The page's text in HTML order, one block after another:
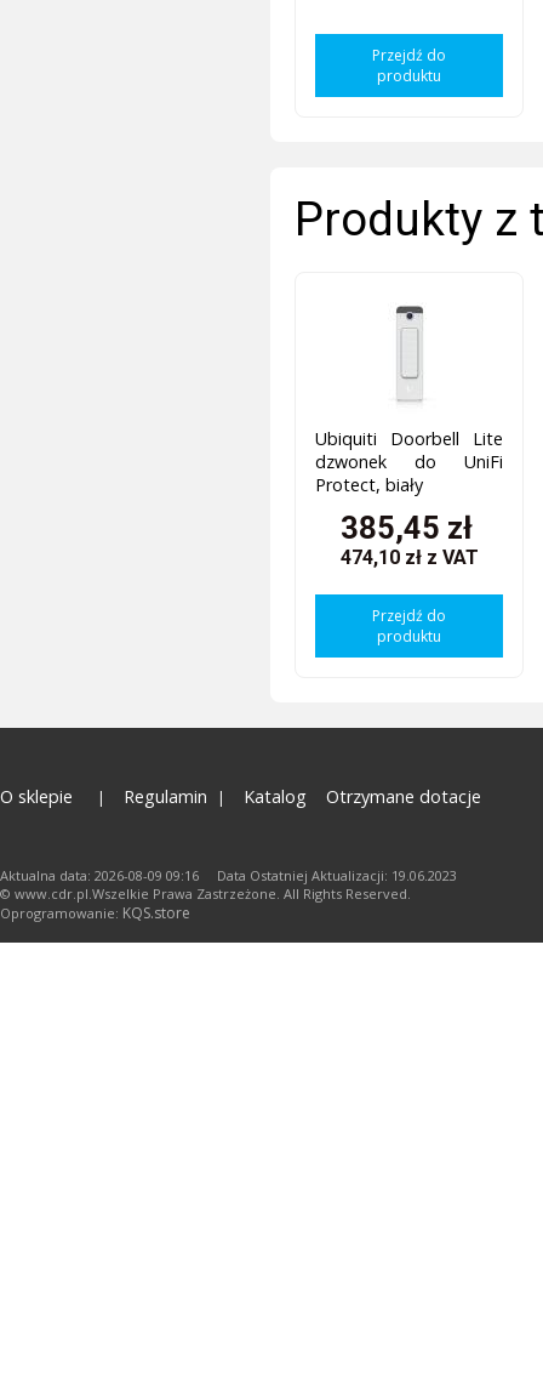
Przejdź do
produktu
Produkty z
Ubiquiti Doorbell Lite
dzwonek do UniFi
Protect, biały
385,45 zł
474,10 zł z VAT
Przejdź do
produktu
O sklepie Regulamin Katalog Otrzymane dotacje
Aktualna data: 2026-08-09 09:16 Data Ostatniej Aktualizacji: 19.06.2023
© www.cdr.pl.Wszelkie Prawa Zastrzeżone. All Rights Reserved.
Oprogramowanie: KQS.store